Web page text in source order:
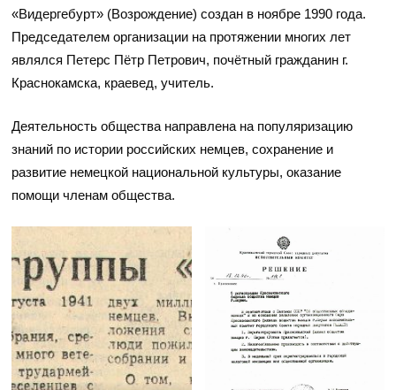
«Видергебурт» (Возрождение) создан в ноябре 1990 года.
Председателем организации на протяжении многих лет
являлся Петерс Пётр Петрович, почётный гражданин г.
Краснокамска, краевед, учитель.
Деятельность общества направлена на популяризацию
знаний по истории российских немцев, сохранение и
развитие немецкой национальной культуры, оказание
помощи членам общества.